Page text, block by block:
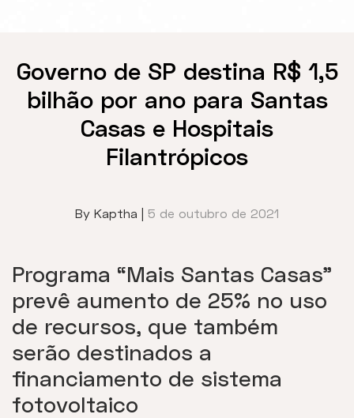
Governo de SP destina R$ 1,5
bilhão por ano para Santas
Casas e Hospitais
Filantrópicos
By Kaptha | 5 de outubro de 2021
Programa “Mais Santas Casas”
prevê aumento de 25% no uso
de recursos, que também
serão destinados a
financiamento de sistema
fotovoltaico